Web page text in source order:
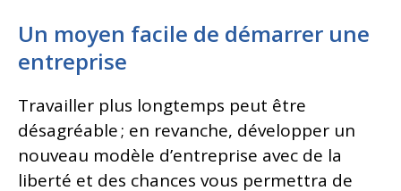
Un moyen facile de démarrer une
entreprise
Travailler plus longtemps peut être
désagréable ; en revanche, développer un
nouveau modèle d’entreprise avec de la
liberté et des chances vous permettra de